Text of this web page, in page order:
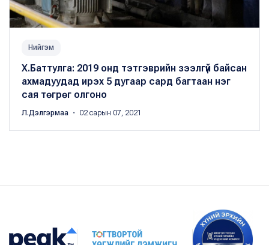
Нийгэм
Х.Баттулга: 2019 онд тэтгэврийн зээлгүй байсан
ахмадуудад ирэх 5 дугаар сард багтаан нэг
сая төгрөг олгоно
Л.Дэлгэрмаа ・ 02 сарын 07, 2021